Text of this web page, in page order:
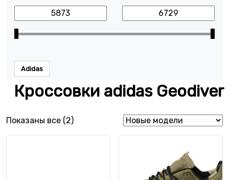
Кроссовки adidas Geodiver
Показаны все (2)Сортировка: самые недавние
Adidas